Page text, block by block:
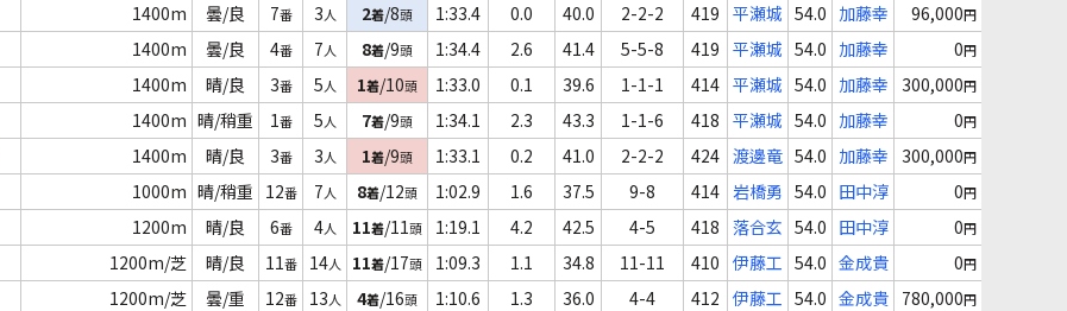
1400m 曇/良 7番 3人 2着/8頭 1:33.4 0.0 40.0 2-2-2 419 平瀬城 54.0 加藤幸 96,000円
1400m 曇/良 4番 7人 8着/9頭 1:34.4 2.6 41.4 5-5-8 419 平瀬城 54.0 加藤幸 0円
1400m 晴/良 3番 5人 1着/10頭 1:33.0 0.1 39.6 1-1-1 414 平瀬城 54.0 加藤幸 300,000円
1400m 晴/稍重 1番 5人 7着/9頭 1:34.1 2.3 43.3 1-1-6 418 平瀬城 54.0 加藤幸 0円
1400m 晴/良 3番 3人 1着/9頭 1:33.1 0.2 41.0 2-2-2 424 渡邊竜 54.0 加藤幸 300,000円
1000m 晴/稍重 12番 7人 8着/12頭 1:02.9 1.6 37.5 9-8 414 岩橋勇 54.0 田中淳 0円
1200m 晴/良 6番 4人 11着/11頭 1:19.1 4.2 42.5 4-5 418 落合玄 54.0 田中淳 0円
1200m/芝 晴/良 11番 14人 11着/17頭 1:09.3 1.1 34.8 11-11 410 伊藤工 54.0 金成貴 0円
1200m/芝 曇/重 12番 13人 4着/16頭 1:10.6 1.3 36.0 4-4 412 伊藤工 54.0 金成貴 780,000円